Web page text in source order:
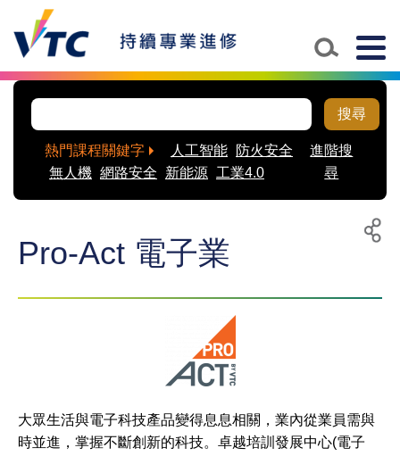
搜尋
熱門課程關鍵字 人工智能
防火安全
無人機 網路安全 新能源 工業4.0
進階搜
尋
Pro-Act 電子業
至
大眾生活與電子科技產品變得息息相關，業內從業員需與
時並進，掌握不斷創新的科技。卓越培訓發展中心(電子